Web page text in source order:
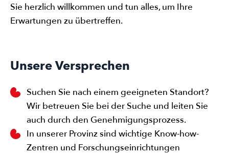
Sie herzlich willkommen und tun alles, um Ihre
Erwartungen zu übertreffen.
Unsere Versprechen
Suchen Sie nach einem geeigneten Standort?
Wir betreuen Sie bei der Suche und leiten Sie
auch durch den Genehmigungsprozess.
In unserer Provinz sind wichtige Know-how-
Zentren und Forschungseinrichtungen